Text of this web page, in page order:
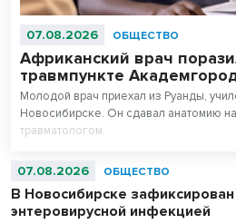
07.08.2026 ОБЩЕСТВО
Африканский врач
травмпункте
Молодой врач приехал из Руанды,
Новосибирске. Он сдавал анатомию на
травматологом.
07.08.2026 ОБЩЕСТВО
В Новосибирске
энтеровирусной инфекцией